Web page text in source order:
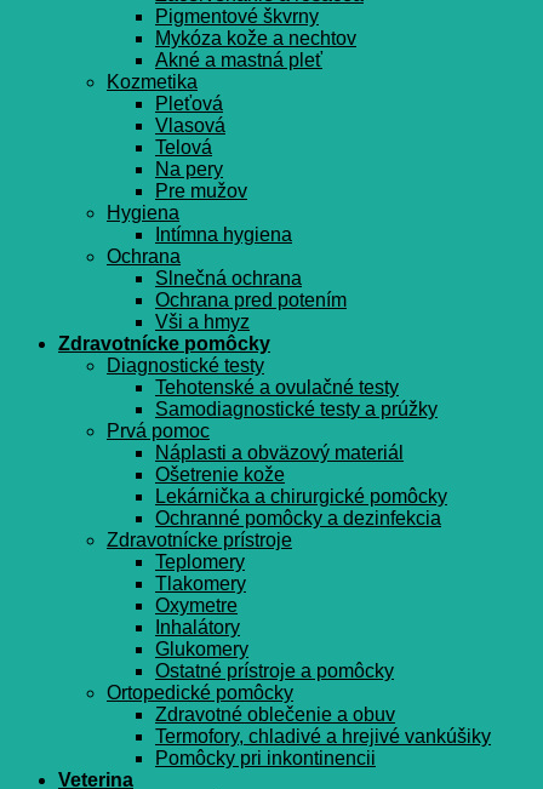
Pigmentové škvrny
Mykóza kože a nechtov
Akné a mastná pleť
Kozmetika
Pleťová
Vlasová
Telová
Na pery
Pre mužov
Hygiena
Intímna hygiena
Ochrana
Slnečná ochrana
Ochrana pred potením
Vši a hmyz
Zdravotnícke pomôcky
Diagnostické testy
Tehotenské a ovulačné testy
Samodiagnostické testy a prúžky
Prvá pomoc
Náplasti a obväzový materiál
Ošetrenie kože
Lekárnička a chirurgické pomôcky
Ochranné pomôcky a dezinfekcia
Zdravotnícke prístroje
Teplomery
Tlakomery
Oxymetre
Inhalátory
Glukomery
Ostatné prístroje a pomôcky
Ortopedické pomôcky
Zdravotné oblečenie a obuv
Termofory, chladivé a hrejivé vankúšiky
Pomôcky pri inkontinencii
Veterina